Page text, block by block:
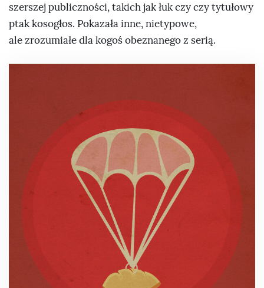
szerszej publiczności, takich jak łuk czy czy tytułowy
ptak kosogłos. Pokazała inne, nietypowe,
ale zrozumiałe dla kogoś obeznanego z serią.